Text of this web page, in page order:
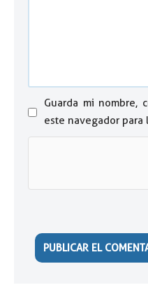
Guarda mi nombre,
este navegador para